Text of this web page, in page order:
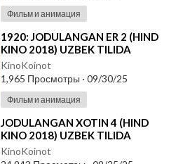
Фильм и анимация
⁣1920: JODULANGAN ER 2 (HIND
KINO 2018) UZBEK TILIDA
KinoKoinot
1,965 Просмотры · 09/30/25
Фильм и анимация
⁣JODULANGAN XOTIN 4 (HIND
KINO 2018) UZBEK TILIDA
KinoKoinot